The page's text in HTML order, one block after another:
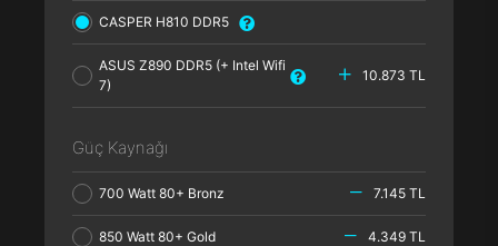
CASPER H810 DDR5
ASUS Z890 DDR5 (+ Intel Wifi
7)
10.873 TL
Güç Kaynağı
700 Watt 80+ Bronz 7.145 TL
850 Watt 80+ Gold 4.349 TL